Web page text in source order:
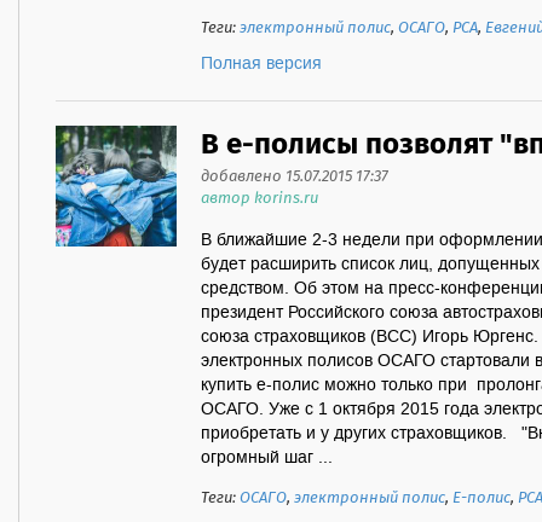
Теги:электронный полис,ОСАГО, РСА,
Полная версия
В е-полисы позволят
добавлено 15.07.2015 17:37
автор korins.ru
В ближайшие 2-3 недели при
будет расширить список лиц,
средством. Об этом на пресс-
президент Российского союза
союза страховщиков (ВСС) Игорь
электронных полисов ОСАГО стартовали
купить е-полис можно только при
ОСАГО. Уже с 1 октября 2015 года
приобретать и у других страховщиков.
огромный шаг ...
Теги:ОСАГО,электронный полис, Е-полис, РСА